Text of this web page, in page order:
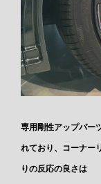
専用剛性アップパー
れており、コーナー
りの反応の良さは